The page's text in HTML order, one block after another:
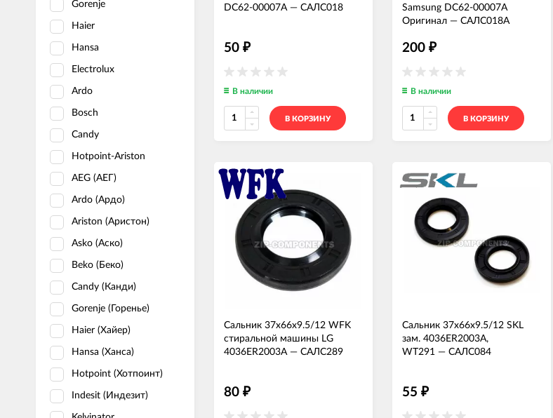
Gorenje
Haier
Hansa
Electrolux
Ardo
Bosch
Candy
Hotpoint-Ariston
AEG (АЕГ)
Ardo (Ардо)
Ariston (Аристон)
Asko (Аско)
Beko (Беко)
Candy (Канди)
Gorenje (Горенье)
Haier (Хайер)
Hansa (Ханса)
Hotpoint (Хотпоинт)
Indesit (Индезит)
DC62-00007A — САЛС018
50 ₽
В наличии
В КОРЗИНУ
Samsung DC62-00007A
Оригинал — САЛС018А
200 ₽
В наличии
В КОРЗИНУ
Сальник 37x66x9.5/12 WFK
стиральной машины LG
4036ER2003A — САЛС289
80 ₽
Сальник 37x66x9.5/12 SKL
зам. 4036ER2003A,
WT291
— САЛС084
55 ₽